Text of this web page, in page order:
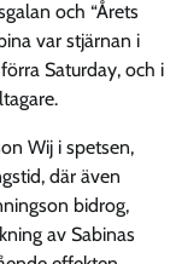
och “Årets
var stjärnan i
Saturday, och i
Wij i spetsen,
där även
bidrog,
av Sabinas